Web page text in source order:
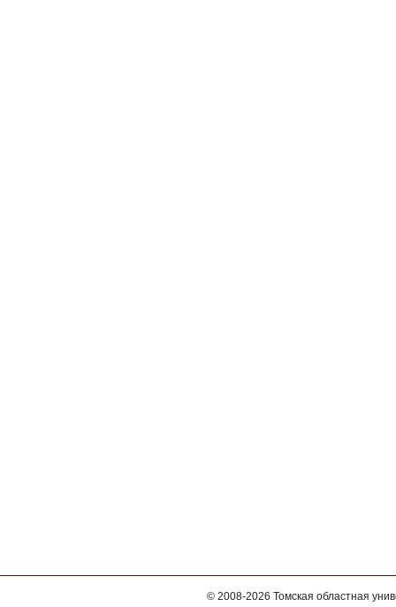
© 2008-2026 Томская областная